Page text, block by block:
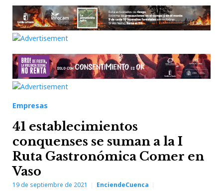
Empresas
41 establecimientos
conquenses se suman a la I
Ruta Gastronómica Comer en
Vaso
19 de septiembre de 2021 EnciendeCuenca